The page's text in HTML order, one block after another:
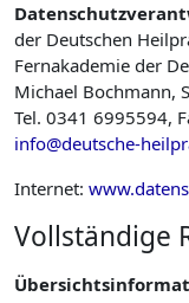
der Deutschen
Fernakademie der
Michael Bochmann,
Tel. 0341 6995594,
info@deutsche-
Internet:
Vollständige